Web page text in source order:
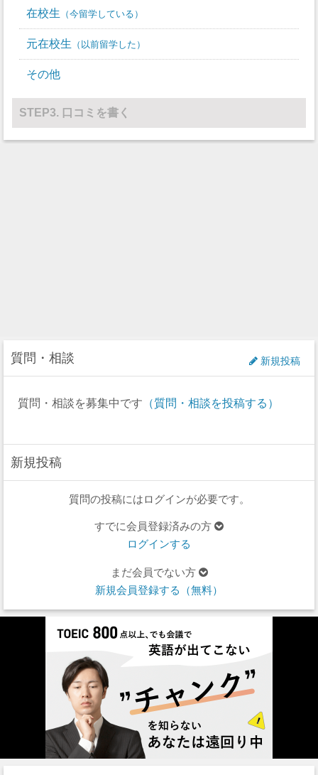
バレーボール 0 0
レスリング
その他
在校生 今留学している
元在校生 以前留学した
その他
STEP3. 口コミを書く
質問・相談 新規投稿
質問・相談を募集中です （質問・相談を投稿する）
新規投稿
質問の投稿にはログインが必要です。
すでに会員登録済みの方
ログインする
まだ会員でない方
新規会員登録する（無料）